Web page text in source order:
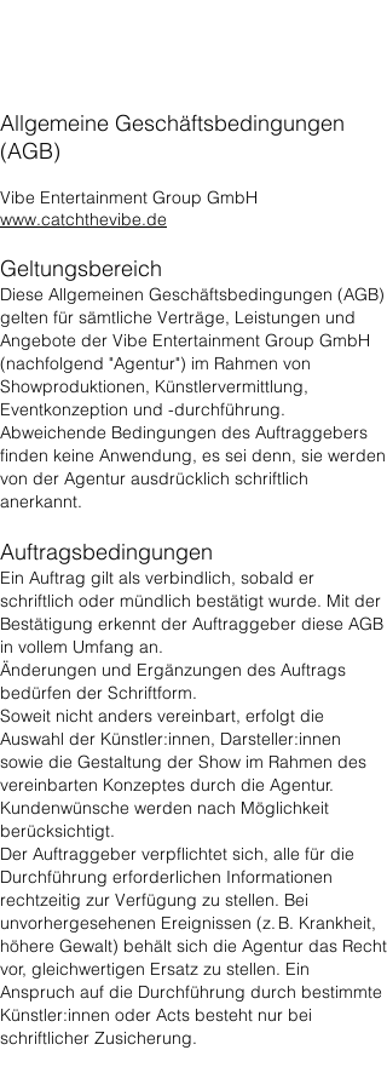
Allgemeine Geschäftsbedingungen
(AGB)
Vibe Entertainment Group GmbH
www.catchthevibe.de
Geltungsbereich
Diese Allgemeinen Geschäftsbedingungen (AGB)
gelten für sämtliche Verträge, Leistungen und
Angebote der Vibe Entertainment Group GmbH
(nachfolgend "Agentur") im Rahmen von
Showproduktionen, Künstlervermittlung,
Eventkonzeption und -durchführung.
Abweichende Bedingungen des Auftraggebers
finden keine Anwendung, es sei denn, sie werden
von der Agentur ausdrücklich schriftlich
anerkannt.
Auftragsbedingungen
Ein Auftrag gilt als verbindlich, sobald er
schriftlich oder mündlich bestätigt wurde. Mit der
Bestätigung erkennt der Auftraggeber diese AGB
in vollem Umfang an.
Änderungen und Ergänzungen des Auftrags
bedürfen der Schriftform.
Soweit nicht anders vereinbart, erfolgt die
Auswahl der Künstler:innen, Darsteller:innen
sowie die Gestaltung der Show im Rahmen des
vereinbarten Konzeptes durch die Agentur.
Kundenwünsche werden nach Möglichkeit
berücksichtigt.
Der Auftraggeber verpflichtet sich, alle für die
Durchführung erforderlichen Informationen
rechtzeitig zur Verfügung zu stellen. Bei
unvorhergesehenen Ereignissen (z. B. Krankheit,
höhere Gewalt) behält sich die Agentur das Recht
vor, gleichwertigen Ersatz zu stellen. Ein
Anspruch auf die Durchführung durch bestimmte
Künstler:innen oder Acts besteht nur bei
schriftlicher Zusicherung.